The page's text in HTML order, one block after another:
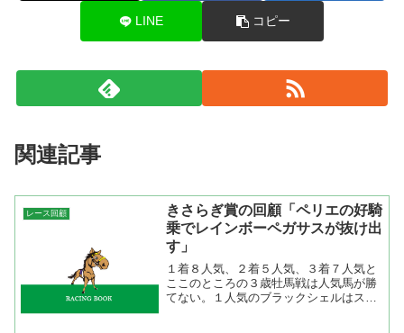
LINE コピー
関連記事
レース回顧
きさらぎ賞の回顧「ペリエの好騎
乗でレインボーペガサスが抜け出
す」
１着８人気、２着５人気、３着７人気と
ここのところの３歳牡馬戦は人気馬が勝
てない。１人気のブラックシェルはスタ